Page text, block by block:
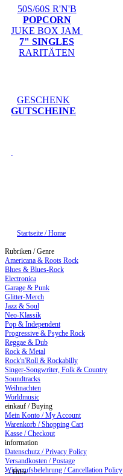
50S/60S R'N'B
POPCORN
JUKE BOX JAM
7" SINGLES
RARITÄTEN
GESCHENK
GUTSCHEINE
Startseite / Home
Rubriken / Genre
Americana & Roots Rock
Blues & Blues-Rock
Electronica
Garage & Punk
Glitter-Merch
Jazz & Soul
Neo-Klassik
Pop & Independent
Progressive & Psyche Rock
Reggae & Dub
Rock & Metal
Rock'n'Roll & Rockabilly
Singer-Songwriter, Folk & Country
Soundtracks
Weihnachten
Worldmusic
einkauf / Buying
Mein Konto / My Account
Warenkorb / Shopping Cart
Kasse / Checkout
information
Datenschutz / Privacy Policy
Versandkosten / Postage
Widerrufsbelehrung / Cancellation Policy
: - Hilfe